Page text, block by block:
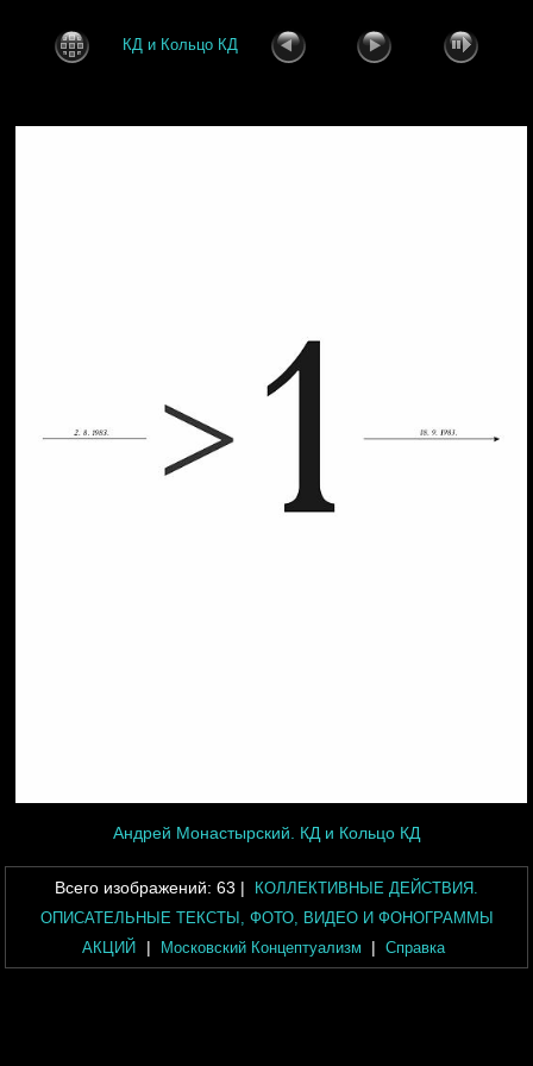
КД и Кольцо КД
Андрей Монастырский. КД и Кольцо КД
Всего изображений: 63 |
КОЛЛЕКТИВНЫЕ ДЕЙСТВИЯ.
ОПИСАТЕЛЬНЫЕ ТЕКСТЫ, ФОТО, ВИДЕО И ФОНОГРАММЫ
АКЦИЙ
| Московский Концептуализм | Справка